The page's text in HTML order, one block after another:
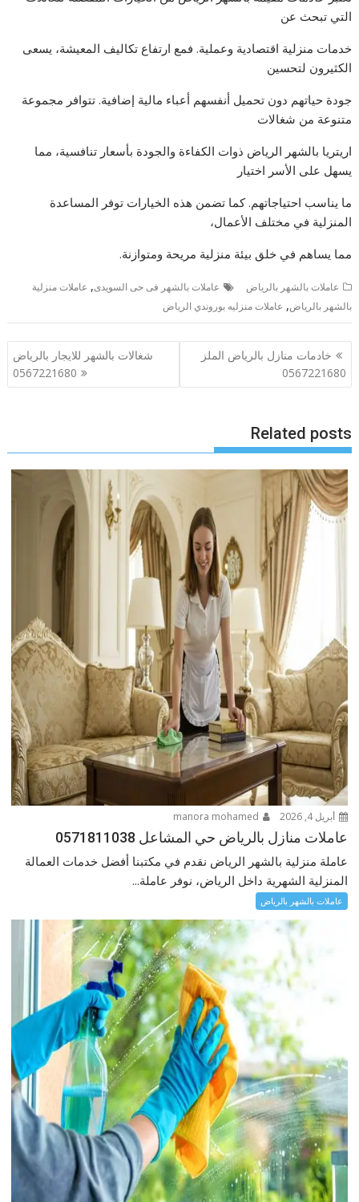
التي تبحث عن
خدمات منزلية اقتصادية وعملية. فمع ارتفاع تكاليف المعيشة، يسعى
الكثيرون لتحسين
جودة حياتهم دون تحميل أنفسهم أعباء مالية إضافية. تتوافر مجموعة
متنوعة من شغالات
اريتريا بالشهر الرياض ذوات الكفاءة والجودة بأسعار تنافسية، مما
يسهل على الأسر اختيار
ما يناسب احتياجاتهم. كما تضمن هذه الخيارات توفر المساعدة
المنزلية في مختلف الأعمال،
مما يساهم في خلق بيئة منزلية مريحة ومتوازنة.
عاملات بالشهر بالرياض عاملات بالشهر فى حى السويدى, عاملات منزلية
بالشهر بالرياض, عاملات منزليه بوروندي الرياض
تصفّح
المقالات
خادمات منازل بالرياض الملز
0567221680
شغالات بالشهر للايجار بالرياض
0567221680
Related posts
أبريل 4, 2026
عاملات منازل بالرياض حي المشاعل 0571811038
عاملة منزلية بالشهر الرياض نقدم في مكتبنا أفضل خدمات العمالة
المنزلية الشهرية داخل الرياض، نوفر عاملة...
عاملات بالشهر بالرياض